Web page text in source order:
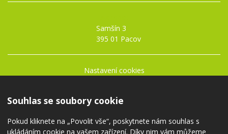
Samšín 3
395 01 Pacov
Nastavení cookies
Souhlas se soubory cookie
Pokud kliknete na „Povolit vše“, poskytnete nám souhlas s
ukládáním cookie na vašem zařízení. Díky nim vám můžeme